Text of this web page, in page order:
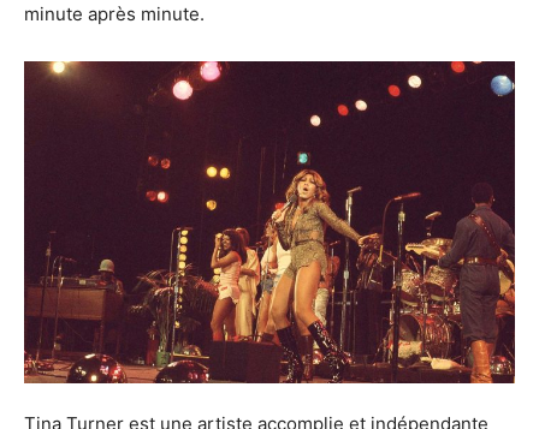
minute après minute.
Tina Turner est une artiste accomplie et indépendante